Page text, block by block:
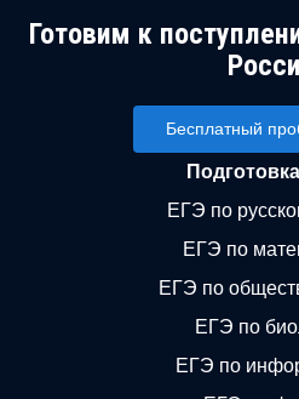
Готовим к
Бесплатный
ЕГЭ по
ЕГЭ по
ЕГЭ по
ЕГЭ по
ЕГЭ по